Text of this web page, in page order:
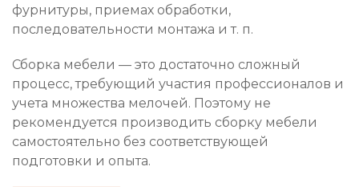
фурнитуры, приемах обработки,
последовательности монтажа и т. п.
Сборка мебели — это достаточно сложный
процесс, требующий участия профессионалов и
учета множества мелочей. Поэтому не
рекомендуется производить сборку мебели
самостоятельно без соответствующей
подготовки и опыта.